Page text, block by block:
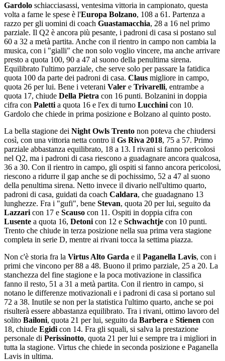
Gardolo schiacciasassi, ventesima vittoria in campionato, questa
volta a farne le spese è l'Europa Bolzano, 108 a 61. Partenza a
razzo per gli uomini di coach Guastamacchia, 28 a 16 nel primo
parziale. Il Q2 è ancora più pesante, i padroni di casa si postano sul
60 a 32 a metà partita. Anche con il rientro in campo non cambia la
musica, con i "gialli" che non solo voglio vincere, ma anche arrivare
presto a quota 100, 90 a 47 al suono della penultima sirena.
Equilibrato l'ultimo parziale, che serve solo per passare la fatidica
quota 100 da parte dei padroni di casa. Claus migliore in campo,
quota 26 per lui. Bene i veterani Valer e Trivarelli, entrambe a
quota 17, chiude Della Pietra con 16 punti. Bolzanini in doppia
cifra con Paletti a quota 16 e l'ex di turno Lucchini con 10.
Gardolo che chiede in prima posizione e Bolzano al quinto posto.
La bella stagione dei Night Owls Trento non poteva che chiudersi
così, con una vittoria netta contro il Gs Riva 2018, 75 a 57. Primo
parziale abbastanza equilibrato, 18 a 13. I rivani si fanno pericolosi
nel Q2, ma i padroni di casa riescono a guadagnare ancora qualcosa,
36 a 30. Con il rientro in campo, gli ospiti si fanno ancora pericolosi,
riescono a ridurre il gap anche se di pochissimo, 52 a 47 al suono
della penultima sirena. Netto invece il divario nell'ultimo quarto,
padroni di casa, guidati da coach Caldara, che guadagnano 13
lunghezze. Fra i "gufi", bene Stevan, quota 20 per lui, seguito da
Lazzari con 17 e Scauso con 11. Ospiti in doppia cifra con
Lusente a quota 16, Detoni con 12 e Schwachtje con 10 punti.
Trento che chiude in terza posizione nella sua prima vera stagione
completa in serie D, mentre ai rivani tocca la settima piazza.
Non c'è storia fra la Virtus Alto Garda e il Paganella Lavis, con i
primi che vincono per 88 a 48. Buono il primo parziale, 25 a 20. La
stanchezza del fine stagione e la poca motivazione in classifica
fanno il resto, 51 a 31 a metà partita. Con il rientro in campo, si
notano le differenze motivazionali e i padroni di casa si portano sul
72 a 38. Inutile se non per la statistica l'ultimo quarto, anche se poi
risulterà essere abbastanza equilibrato. Tra i rivani, ottimo lavoro del
solito Bailoni, quota 21 per lui, seguito da Barbera e Stienen con
18, chiude Egidi con 14. Fra gli squali, si salva la prestazione
personale di Perissinotto, quota 21 per lui e sempre tra i migliori in
tutta la stagione. Virtus che chiede in seconda posizione e Paganella
Lavis in ultima.